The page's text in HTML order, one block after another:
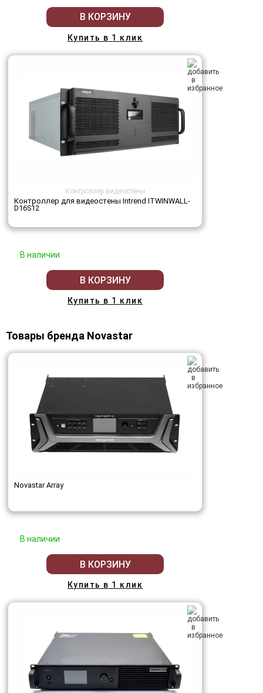
В КОРЗИНУ
Купить в 1 клик
Контроллер видеостены
Контроллер для видеостены Intrend ITWINWALL-
D16S12
В наличии
В КОРЗИНУ
Купить в 1 клик
Товары бренда Novastar
Novastar Array
В наличии
В КОРЗИНУ
Купить в 1 клик